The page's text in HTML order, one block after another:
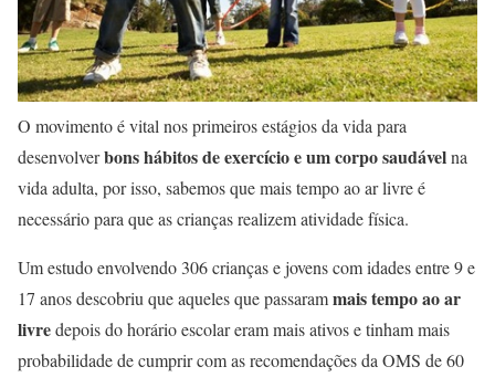
O movimento é vital nos primeiros estágios da vida para
desenvolverbons hábitos de exercício e um corpo saudávelna
vida adulta, por isso, sabemos que mais tempo ao ar livre é
necessário para que as crianças realizem atividade física.
Um estudo envolvendo 306 crianças e jovens com idades entre 9 e
17 anos descobriu que aqueles que passarammais tempo ao ar
livredepois do horário escolar eram mais ativos e tinham mais
probabilidade de cumprir com as recomendações da OMS de 60